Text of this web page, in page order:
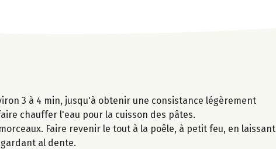
3 à 4 min, jusqu'à obtenir une consistance légèrement
chauffer l'eau pour la cuisson des pâtes.
Faire revenir le tout à la poêle, à petit feu, en laissant
al dente.